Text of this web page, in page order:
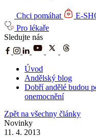
Chci pomáhat
E-
Pro lékaře
Sledujte nás
Úvod
Andělský blog
Dobří andělé budou
onemocnění
Zpět na všechny články
Novinky
11. 4. 2013